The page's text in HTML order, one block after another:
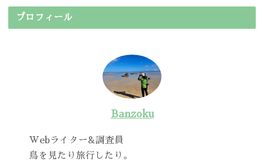
プロフィール
Banzoku
Webライター&調査員
鳥を見たり旅行したり。